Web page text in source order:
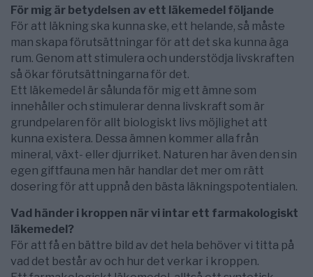
För mig är betydelsen av ett läkemedel följande
För att läkning ska kunna ske, ett helande, så måste
man skapa förutsättningar för att det ska kunna äga
rum. Genom att stimulera och understödja livskraften
så ökar förutsättningarna för det.
Ett läkemedel är sålunda för mig ett ämne som
innehåller och stimulerar denna livskraft som är
grundpelaren för allt biologiskt livs möjlighet att
kunna existera. Dessa ämnen kommer alla från
mineral, växt- eller djurriket. Naturen har även den sin
egen giftfauna men här handlar det mer om rätt
dosering för att uppnå den bästa läkningspotentialen.
Vad händer i kroppen när vi intar ett farmakologiskt
läkemedel?
För att få en bättre bild av det hela behöver vi titta på
vad det består av och hur det verkar i kroppen.